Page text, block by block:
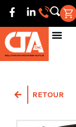
RETOUR